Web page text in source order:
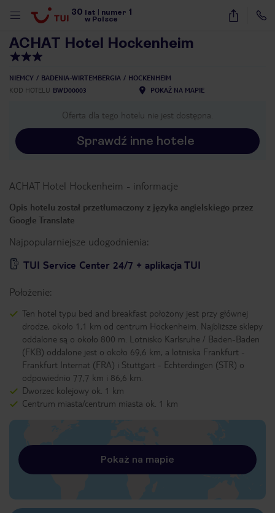
30 lat numer 1
w Polsce
40
ACHAT Hotel Hockenheim
NIEMCY BADENIA-WIRTEMBERGIA
HOCKENHEIM
KOD HOTELU BWD00003 POKAŻ NA MAPIE
Oferta dla tego hotelu nie jest dostępna.
Sprawdź inne hotele
ACHAT Hotel Hockenheim - informacje
Opis hotelu został przetłumaczony z języka angielskiego przez
Google Translate
Najpopularniejsze udogodnienia:
TUI Service Center 24/7 + aplikacja TUI
Położenie:
Ten hotel typu bed and breakfast położony jest przy głównej
drodze, około 1,1 km od centrum Hockenheim. Najbliższe sklepy
oddalone są o około 800 m. Lotnisko Karlsruhe / Baden-Baden
(FKB) oddalone jest o około 69,6 km, a lotniska Frankfurt -
Frankfurt Internat (FRA) i Stuttgart - Echterdingen (STR) o
odpowiednio 77,7 km i 86,6 km.
Dworzec kolejowy ok. 1 km
Centrum miasta/centrum miasta ok. 1 km
Pokaż na mapie